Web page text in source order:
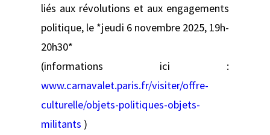
liés aux révolutions et aux engagements
politique, le *jeudi 6 novembre 2025, 19h-
20h30*
(informations ici :
www.carnavalet.paris.fr/visiter/offre-
culturelle/objets-politiques-objets-
militants )